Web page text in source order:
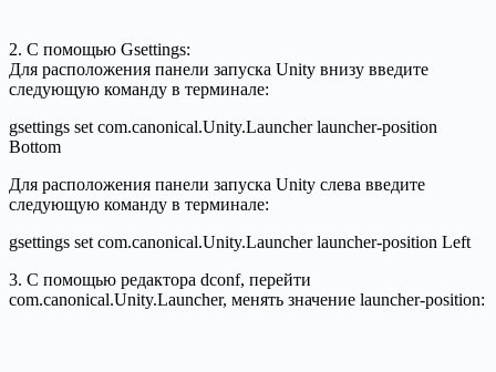
2. С помощью Gsettings:
Для расположения панели запуска Unity внизу введите
следующую команду в терминале:
gsettings set com.canonical.Unity.Launcher launcher-position
Bottom
Для расположения панели запуска Unity слева введите
следующую команду в терминале:
gsettings set com.canonical.Unity.Launcher launcher-position Left
3. С помощью редактора dconf, перейти
com.canonical.Unity.Launcher, менять значение launcher-position: